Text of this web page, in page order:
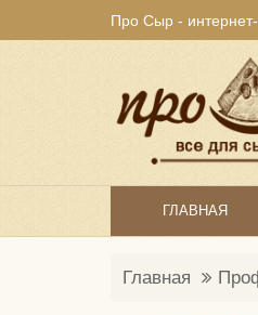
Про Сыр -
ГЛАВНАЯ
Главная